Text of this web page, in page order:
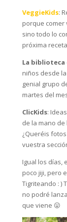
VeggieKids:
porque
sino todo lo
próxima
La biblioteca
niños desde
genial grupo
martes del
ClicKids:
de la mano
¿Queréis
vuestra
Igual los días,
poco jiji, pero
Tigriteando : )
no podré
que viene 😛